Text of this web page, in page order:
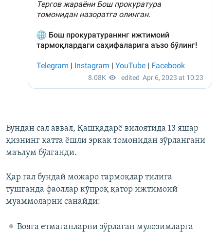
Бундан сал аввал, Қашқадарё вилоятида 13 яшар
қизнинг катта ёшли эркак томонидан зўрлангани
маълум бўлганди.
Ҳар гал бундай можаро тармоқлар тилига
тушганда фаоллар кўпроқ қатор ижтимоий
муаммоларни санайди:
Вояга етмаганларни зўрлаган мулозимларга